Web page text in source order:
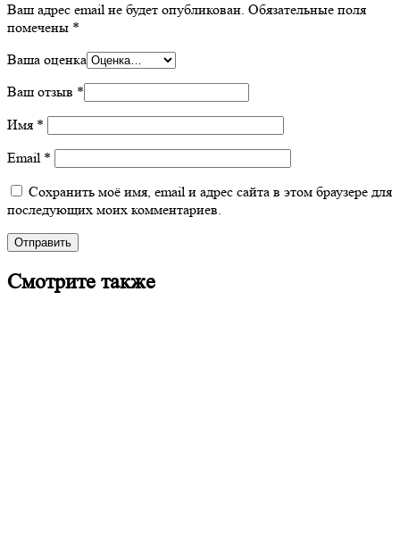
Ваш адрес email не будет опубликован. Обязательные поля
помечены *
Ваша оценка
Ваш отзыв *
Имя *
Email *
Сохранить моё имя, email и адрес сайта в этом браузере для
последующих моих комментариев.
Смотрите также